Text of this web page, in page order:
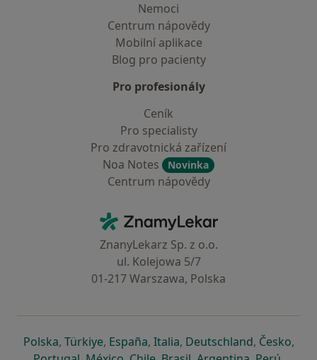
Nemoci
Centrum nápovědy
Mobilní aplikace
Blog pro pacienty
Pro profesionály
Ceník
Pro specialisty
Pro zdravotnická zařízení
Noa Notes
Novinka
Centrum nápovědy
ZnamyLekar - Hlavní stránka
ZnanyLekarz Sp. z o.o.
ul. Kolejowa 5/7
01-217 Warszawa, Polska
Polskase otevře v nové záložce
, Türkiyese otevře v nové záložce
, Españase otevře v nové záložce
, Italiase otevře v nové záložce
, Deutschlandse otevře v
, Českose
,